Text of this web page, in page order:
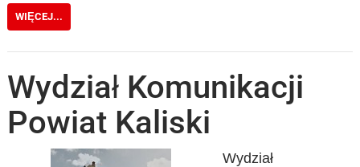
WIĘCEJ...
Wydział Komunikacji
Powiat Kaliski
Wydział